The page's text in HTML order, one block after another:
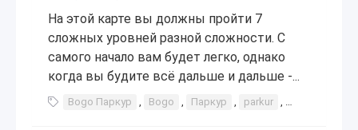
На этой карте вы должны пройти 7
сложных уровней разной сложности. С
самого начало вам будет легко, однако
когда вы будите всё дальше и дальше -...
Bogo Паркур , Bogo , Паркур , parkur , паркур